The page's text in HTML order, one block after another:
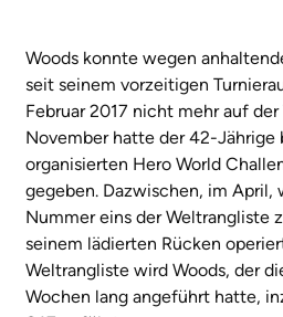
Woods konnte wegen
seit seinem vorzeitigen
Februar 2017 nicht mehr auf der
November hatte der 42-Jährige
organisierten Hero World
gegeben. Dazwischen, im April,
Nummer eins der Weltrangliste
seinem lädierten Rücken
Weltrangliste wird Woods, der
Wochen lang angeführt hatte,